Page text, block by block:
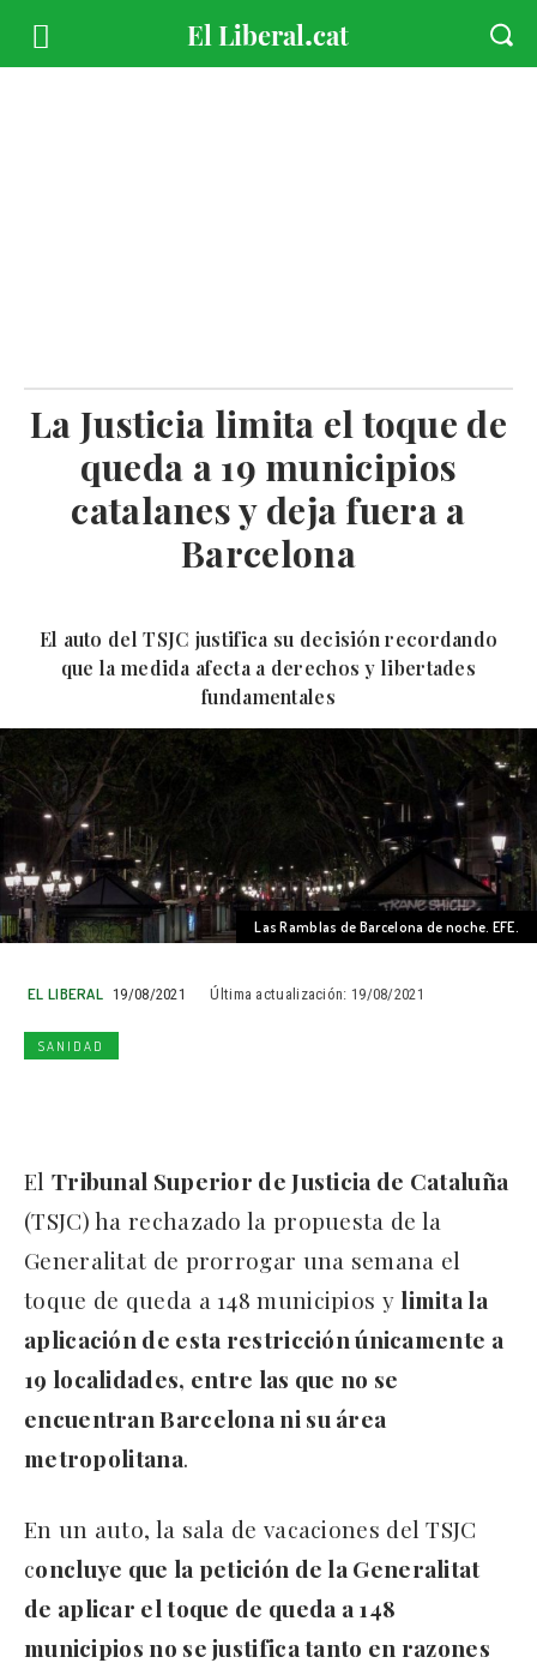
La Justicia limita el toque de
queda a 19 municipios
catalanes y deja fuera a
Barcelona
El auto del TSJC justifica su decisión recordando
que la medida afecta a derechos y libertades
fundamentales
Las Ramblas de Barcelona de noche. EFE.
EL LIBERAL 19/08/2021 Última actualización: 19/08/2021
SANIDAD
El Tribunal Superior de Justicia de Cataluña
(TSJC) ha rechazado la propuesta de la
Generalitat de prorrogar una semana el
toque de queda a 148 municipios y limita la
aplicación de esta restricción únicamente a
19 localidades, entre las que no se
encuentran Barcelona ni su área
metropolitana.
En un auto, la sala de vacaciones del TSJC
concluye que la petición de la Generalitat
de aplicar el toque de queda a 148
municipios no se justifica tanto en razones